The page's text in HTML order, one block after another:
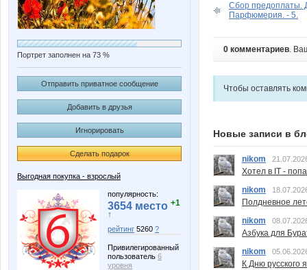
Портрет заполнен на 73 %
Отправить приватное сообщение
Добавить в друзья
Игнорировать
Сделать подарок
Выгодная покупка - взрослый
популярность:
3654 место +1
↑
рейтинг 5260 ?
Привилегированный
пользователь 6
уровня
Сбор предоплаты.
Парфюмерия. - 5.
0 комментариев.
Чтобы оставлять
Новые записи в
nikom
Хотел в IT -
nikom
Полдневное
nikom
Азбука для
nikom
К Дню русского